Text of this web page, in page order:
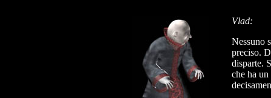
Vlad:
Nessuno
preciso.
disparte.
che ha